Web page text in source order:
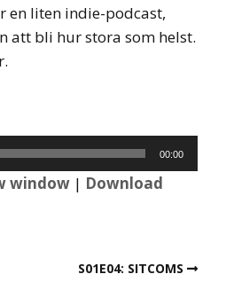
en liten indie-podcast,
att bli hur stora som helst.
00:00
window | Download
S01E04: SITCOMS